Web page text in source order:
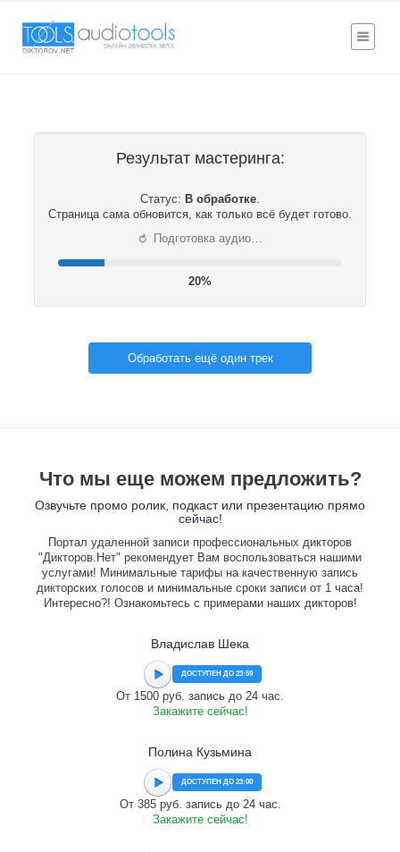
Результат мастеринга:
Статус: В обработке.
Страница сама обновится, как только всё будет готово.
⟳ Подготовка аудио…
20%
Обработать ещё один трек
Что мы еще можем предложить?
Озвучьте промо ролик, подкаст или презентацию прямо
сейчас!
Портал удаленной записи профессиональных дикторов
"Дикторов.Нет" рекомендует Вам воспользоваться нашими
услугами! Минимальные тарифы на качественную запись
дикторских голосов и минимальные сроки записи от 1 часа!
Интересно?! Ознакомьтесь с примерами наших дикторов!
Владислав Шека
ДОСТУПЕН ДО 23:59
От 1500 руб. запись до 24 час.
Закажите сейчас!
Полина Кузьмина
ДОСТУПЕН ДО 23:00
От 385 руб. запись до 24 час.
Закажите сейчас!